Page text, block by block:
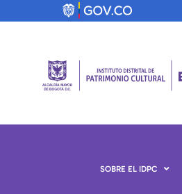
SOBRE EL IDPC